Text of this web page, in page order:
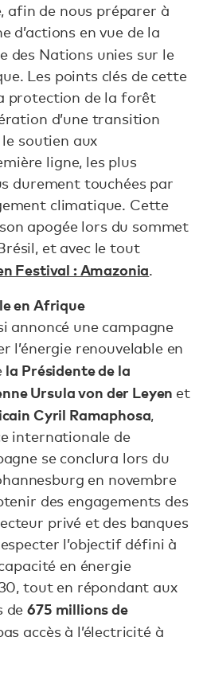
afin de nous préparer à
d’actions en vue de la
des Nations unies sur le
Les points clés de cette
protection de la forêt
d’une transition
soutien aux
ligne, les plus
durement touchées par
climatique. Cette
apogée lors du sommet
et avec le tout
Festival : Amazonia.
en Afrique
annoncé une campagne
l’énergie renouvelable en
la Présidente de la
Ursula von der Leyen et
Cyril Ramaphosa,
internationale de
se conclura lors du
en novembre
des engagements des
privé et des banques
l’objectif défini à
en énergie
tout en répondant aux
de675 millions de
accès à l’électricité à